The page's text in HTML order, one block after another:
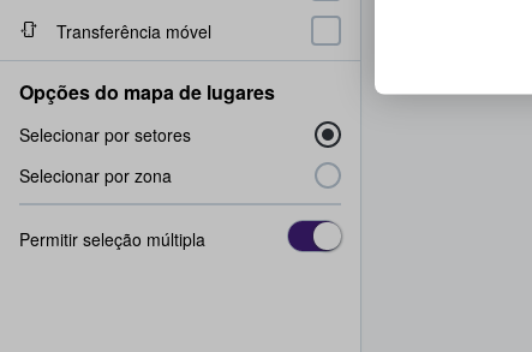
Transferência móvel
Opções do mapa de lugares
Selecionar por setores
Selecionar por zona
Permitir seleção múltipla